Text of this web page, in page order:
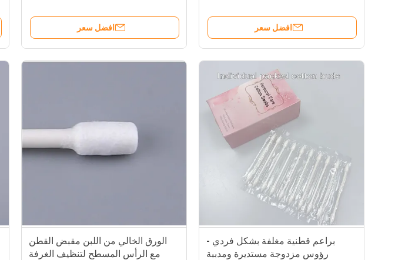
افضل سعر
Qtips غسول أخذ عينات السطح
افضل سعر
الورق الخالي من اللبن مقبض القطن
مع الرأس المسطح لتنظيف الغرفة
براعم قطنية مغلفة بشكل فردي -
رؤوس مزدوجة مستديرة ومدببة